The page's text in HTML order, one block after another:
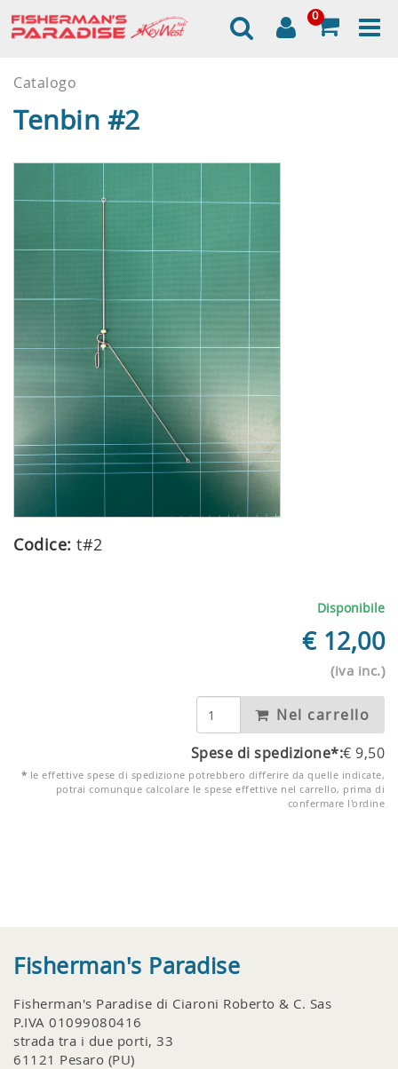
0
Catalogo
Tenbin #2
Codice: t#2
Disponibile
€ 12,00
(iva inc.)
Nel carrello
Spese di spedizione*:€ 9,50
* le effettive spese di spedizione potrebbero differire da quelle indicate,
potrai comunque calcolare le spese effettive nel carrello, prima di
confermare l'ordine
Fisherman's Paradise
Fisherman's Paradise di Ciaroni Roberto & C. Sas
P.IVA 01099080416
strada tra i due porti, 33
61121 Pesaro (PU)